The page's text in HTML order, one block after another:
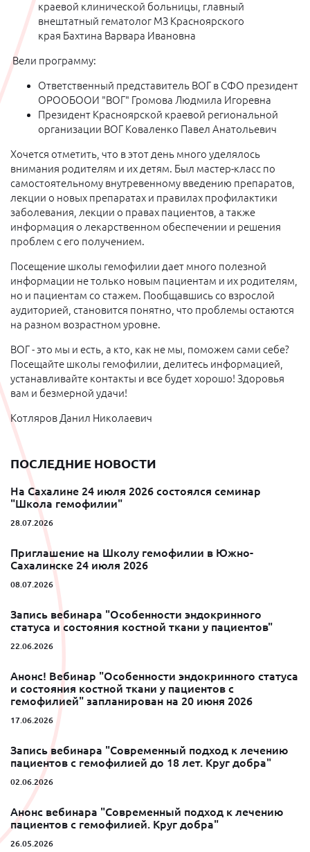
краевой клинической больницы, главный
внештатный гематолог МЗ Красноярского
края Бахтина Варвара Ивановна
Вели программу:
Ответственный представитель ВОГ в СФО президент
ОРООБООИ "ВОГ" Громова Людмила Игоревна
Президент Красноярской краевой региональной
организации ВОГ Коваленко Павел Анатольевич
Хочется отметить, что в этот день много уделялось
внимания родителям и их детям. Был мастер-класс по
самостоятельному внутревенному введению препаратов,
лекции о новых препаратах и правилах профилактики
заболевания, лекции о правах пациентов, а также
информация о лекарственном обеспечении и решения
проблем с его получением.
Посещение школы гемофилии дает много полезной
информации не только новым пациентам и их родителям,
но и пациентам со стажем. Пообщавшись со взрослой
аудиторией, становится понятно, что проблемы остаются
на разном возрастном уровне.
ВОГ - это мы и есть, а кто, как не мы, поможем сами себе?
Посещайте школы гемофилии, делитесь информацией,
устанавливайте контакты и все будет хорошо! Здоровья
вам и безмерной удачи!
Котляров Данил Николаевич
ПОСЛЕДНИЕ НОВОСТИ
На Сахалине 24 июля 2026 состоялся семинар
"Школа гемофилии"
28.07.2026
Приглашение на Школу гемофилии в Южно-
Сахалинске 24 июля 2026
08.07.2026
Запись вебинара "Особенности эндокринного
статуса и состояния костной ткани у пациентов"
22.06.2026
Анонс! Вебинар "Особенности эндокринного статуса
и состояния костной ткани у пациентов с
гемофилией" запланирован на 20 июня 2026
17.06.2026
Запись вебинара "Современный подход к лечению
пациентов с гемофилией до 18 лет. Круг добра"
02.06.2026
Анонс вебинара "Современный подход к лечению
пациентов с гемофилией. Круг добра"
26.05.2026